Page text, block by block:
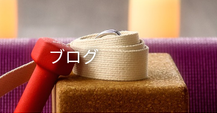
ブログ